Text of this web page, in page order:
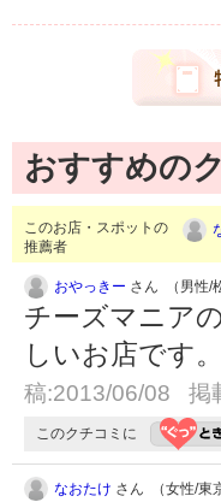
おすすめの
このお店・スポットの
推薦者
おやっきー さん （男性/
チーズマニア
しいお店です
稿:2013/06/08 掲
このクチコミに
なおたけ さん （女性/東